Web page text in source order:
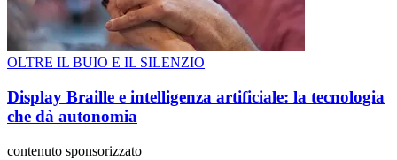
OLTRE IL BUIO E IL SILENZIO
Display Braille e intelligenza artificiale: la tecnologia
che dà autonomia
contenuto sponsorizzato